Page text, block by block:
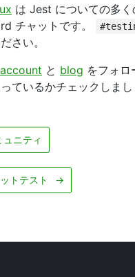
は Jest についての多
チャットです。
さい。
と blog をフォ
ているかチェックしまし
ニティ
トテスト →